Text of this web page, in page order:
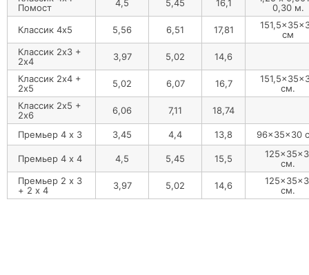
Помост
4,5 5,45 16,1
0,30 м.
Классик 4х5
5,56 6,51 17,81
см
Классик 2х3 +
2х4
3,97 5,02
14,6
Классик 2х4 +
2х5
5,02 6,07 16,7
см.
Классик 2х5 +
2х6
6,06 7,11 18,74
Премьер 4 х 3 3,45 4,4 13,8 96x35x30
Премьер 4 х 4 4,5 5,45 15,5
см.
Премьер 2 х 3
+ 2 х 4
3,97 5,02 14,6
см.